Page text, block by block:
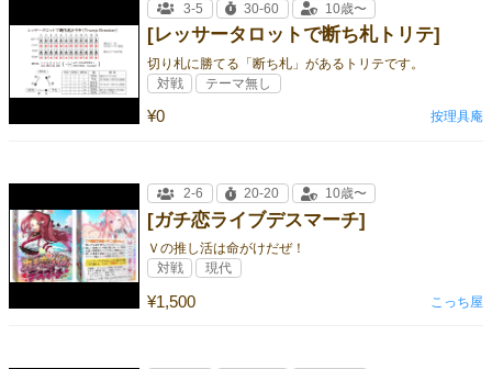
[レッサータロットで断ち札トリテ]
切り札に勝てる「断ち札」があるトリテです。
¥0
3-5 30-60 10歳〜
対戦 テーマ無し
按理具庵
[ガチ恋ライブデスマーチ]
Ｖの推し活は命がけだぜ！
¥1,500
2-6 20-20 10歳〜
対戦 現代
こっち屋